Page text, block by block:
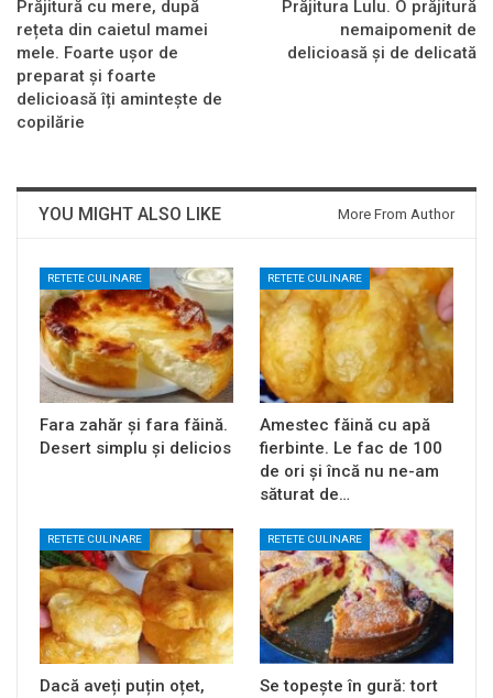
Prăjitură cu mere, după
rețeta din caietul mamei
mele. Foarte ușor de
preparat și foarte
delicioasă îți amintește de
copilărie
Prăjitura Lulu. O prăjitură
nemaipomenit de
delicioasă și de delicată
YOU MIGHT ALSO LIKE More From Author
RETETE CULINARE
Fara zahăr și fara făină.
Desert simplu și delicios
RETETE CULINARE
Amestec făină cu apă
fierbinte. Le fac de 100
de ori și încă nu ne-am
săturat de…
RETETE CULINARE
Dacă aveți puțin oțet,
RETETE CULINARE
Se topește în gură: tort